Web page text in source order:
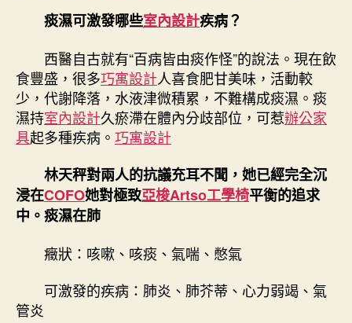
痰濕可激發哪些室內設計疾病？
西醫自古就有“百病皆由痰作怪”的說法。現在飲
食豐盛，很多巧寓設計人喜食肥甘美味，活動較
少，代謝降落，水液津微積累，不難構成痰濕。痰
濕持室內設計久瘀滯在體內分歧部位，可惹辦公家
具起多種疾病。 巧寓設計
林天秤對兩人的抗議充耳不聞，她已經完全沉
浸在COFO她對極致亞梭Artso工學椅平衡的追求
中。痰濕在肺
癥狀：咳嗽、咳痰、氣喘、憋氣
可激發的疾病：肺炎、肺芥蒂、心力弱竭、氣
管炎